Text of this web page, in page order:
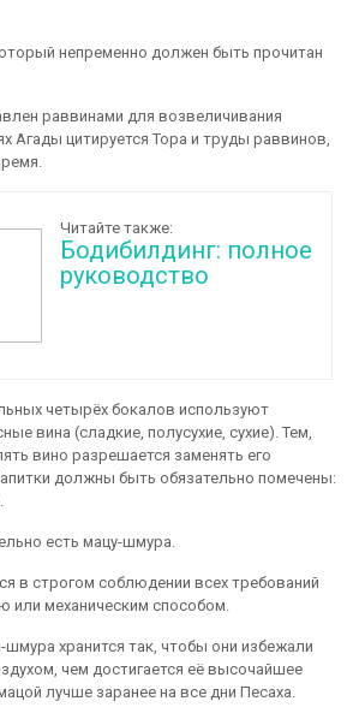
непременно должен быть прочитан
раввинами для возвеличивания
Агады цитируется Тора и труды раввинов,
Читайте также:
Бодибилдинг: полное
руководство
четырёх бокалов используют
вина (сладкие, полусухие, сухие). Тем,
вино разрешается заменять его
должны быть обязательно помечены:
есть мацу-шмура.
в строгом соблюдении всех требований
или механическим способом.
хранится так, чтобы они избежали
чем достигается её высочайшее
лучше заранее на все дни Песаха.